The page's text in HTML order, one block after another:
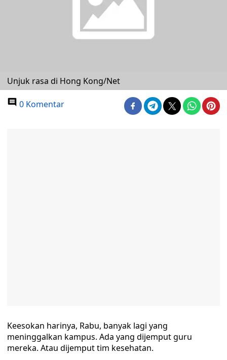
Unjuk rasa di Hong Kong/Net
0 Komentar
Keesokan harinya, Rabu, banyak lagi yang
meninggalkan kampus. Ada yang dijemput guru
mereka. Atau dijemput tim kesehatan.